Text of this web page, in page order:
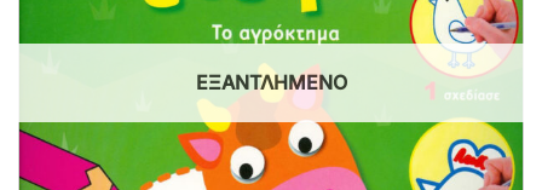
ΕΞΑΝΤΛΗΜΈΝΟ